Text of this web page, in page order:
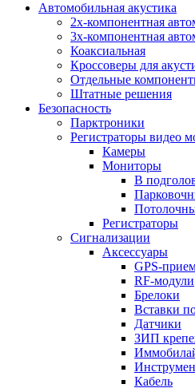
Автомобильная акустика
2х-компонентная
3х-компонентная
Коаксиальная
Кроссоверы для
Отдельные
Штатные решения
Безопасность
Парктроники
Регистраторы видео
Камеры
Мониторы
В
Регистраторы
Сигнализации
Аксессуары
GPS-
RF-модули
Брелоки
Вставки
Датчики
ЗИП
Кабель